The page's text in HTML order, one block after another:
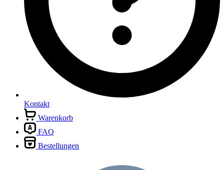
Kontakt
Warenkorb
FAQ
Bestellungen